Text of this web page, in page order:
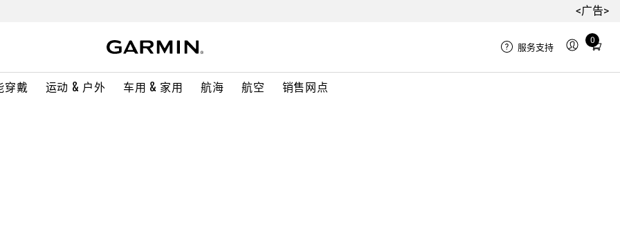
<广告>
穿戴 运动 & 户外 车用 & 家用 航海 航空 销售网点
服务支持
0
Total
in